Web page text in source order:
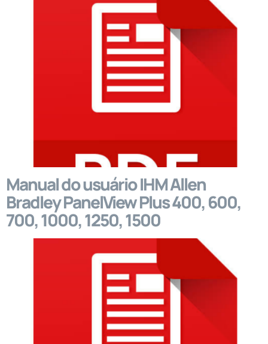
Manual do usuário IHM Allen
Bradley PanelView Plus 400, 600,
700, 1000, 1250, 1500